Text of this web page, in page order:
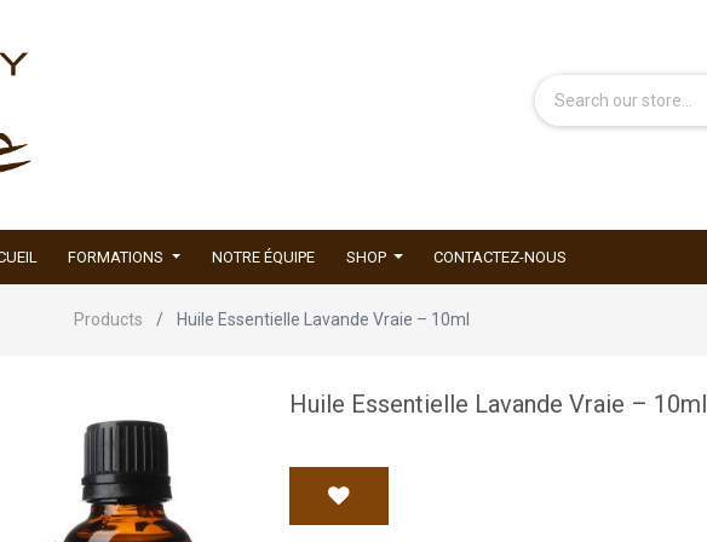
FORMATIONS NOTRE ÉQUIPE SHOP CONTACTEZ-NOUS
Products Huile Essentielle Lavande Vraie – 10ml
Huile Essentielle Lavande Vraie – 10ml